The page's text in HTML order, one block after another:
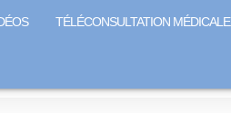
TÉLÉCONSULTATION MÉDICALE